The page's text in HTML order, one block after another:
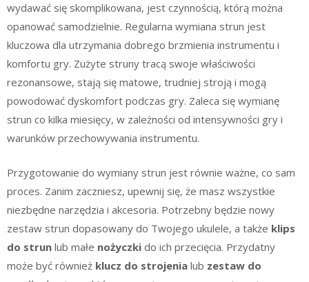
wydawać się skomplikowana, jest czynnością, którą można
opanować samodzielnie. Regularna wymiana strun jest
kluczowa dla utrzymania dobrego brzmienia instrumentu i
komfortu gry. Zużyte struny tracą swoje właściwości
rezonansowe, stają się matowe, trudniej stroją i mogą
powodować dyskomfort podczas gry. Zaleca się wymianę
strun co kilka miesięcy, w zależności od intensywności gry i
warunków przechowywania instrumentu.
Przygotowanie do wymiany strun jest równie ważne, co sam
proces. Zanim zaczniesz, upewnij się, że masz wszystkie
niezbędne narzędzia i akcesoria. Potrzebny będzie nowy
zestaw strun dopasowany do Twojego ukulele, a także klips
do strun lub małe nożyczki do ich przecięcia. Przydatny
może być również klucz do strojenia lub zestaw do